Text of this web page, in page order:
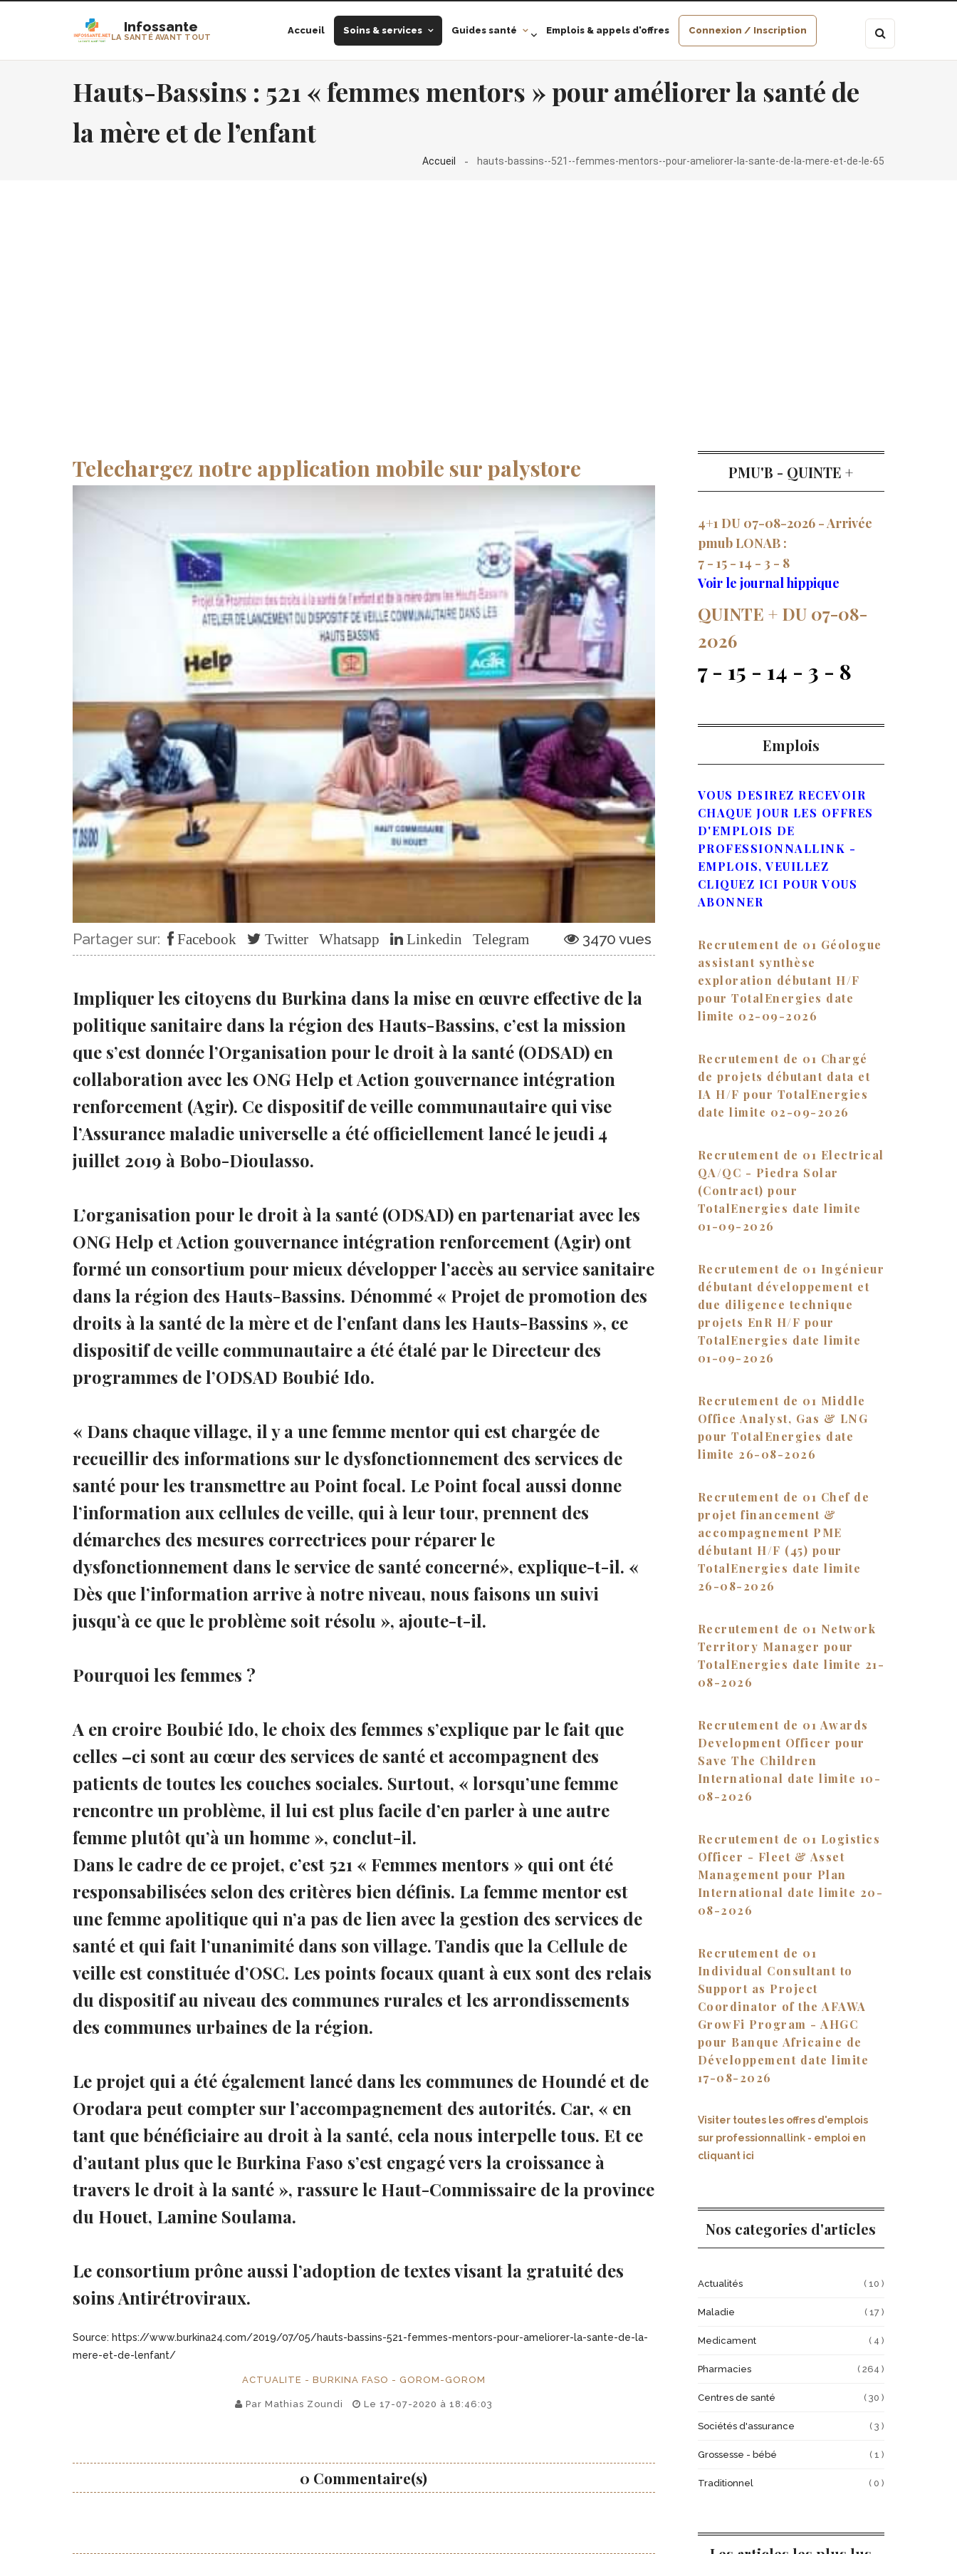
Infossante
LA SANTÉ AVANT TOUT
Accueil Soins & services Guides santé Emplois & appels d'offres Connexion / Inscription
Hauts-Bassins : 521 « femmes mentors » pour améliorer la santé de
la mère et de l’enfant
Accueil hauts-bassins--521--femmes-mentors--pour-ameliorer-la-sante-de-la-mere-et-de-le-65
Telechargez notre application mobile sur palystore
Partager sur: Facebook Twitter Whatsapp Linkedin Telegram 3470 vues
Impliquer les citoyens du Burkina dans la mise en œuvre effective de la
politique sanitaire dans la région des Hauts-Bassins, c’est la mission
que s’est donnée l’Organisation pour le droit à la santé (ODSAD) en
collaboration avec les ONG Help et Action gouvernance intégration
renforcement (Agir). Ce dispositif de veille communautaire qui vise
l’Assurance maladie universelle a été officiellement lancé le jeudi 4
juillet 2019 à Bobo-Dioulasso.
L’organisation pour le droit à la santé (ODSAD) en partenariat avec les
ONG Help et Action gouvernance intégration renforcement (Agir) ont
formé un consortium pour mieux développer l’accès au service sanitaire
dans la région des Hauts-Bassins. Dénommé « Projet de promotion des
droits à la santé de la mère et de l’enfant dans les Hauts-Bassins », ce
dispositif de veille communautaire a été étalé par le Directeur des
programmes de l’ODSAD Boubié Ido.
« Dans chaque village, il y a une femme mentor qui est chargée de
recueillir des informations sur le dysfonctionnement des services de
santé pour les transmettre au Point focal. Le Point focal aussi donne
l’information aux cellules de veille, qui à leur tour, prennent des
démarches des mesures correctrices pour réparer le
dysfonctionnement dans le service de santé concerné», explique-t-il. «
Dès que l’information arrive à notre niveau, nous faisons un suivi
jusqu’à ce que le problème soit résolu », ajoute-t-il.
Pourquoi les femmes ?
A en croire Boubié Ido, le choix des femmes s’explique par le fait que
celles –ci sont au cœur des services de santé et accompagnent des
patients de toutes les couches sociales. Surtout, « lorsqu’une femme
rencontre un problème, il lui est plus facile d’en parler à une autre
femme plutôt qu’à un homme », conclut-il.
Dans le cadre de ce projet, c’est 521 « Femmes mentors » qui ont été
responsabilisées selon des critères bien définis. La femme mentor est
une femme apolitique qui n’a pas de lien avec la gestion des services de
santé et qui fait l’unanimité dans son village. Tandis que la Cellule de
veille est constituée d’OSC. Les points focaux quant à eux sont des relais
du dispositif au niveau des communes rurales et les arrondissements
des communes urbaines de la région.
Le projet qui a été également lancé dans les communes de Houndé et de
Orodara peut compter sur l’accompagnement des autorités. Car, « en
tant que bénéficiaire au droit à la santé, cela nous interpelle tous. Et ce
d’autant plus que le Burkina Faso s’est engagé vers la croissance à
travers le droit à la santé », rassure le Haut-Commissaire de la province
du Houet, Lamine Soulama.
Le consortium prône aussi l’adoption de textes visant la gratuité des
soins Antirétroviraux.
Source: https://www.burkina24.com/2019/07/05/hauts-bassins-521-femmes-mentors-pour-ameliorer-la-sante-de-la-
mere-et-de-lenfant/
ACTUALITE - BURKINA FASO - GOROM-GOROM
Par Mathias Zoundi Le 17-07-2020 à 18:46:03
0 Commentaire(s)
PMU'B - QUINTE +
4+1 DU 07-08-2026 - Arrivée
pmub LONAB :
7 - 15 - 14 - 3 - 8
Voir le journal hippique
QUINTE + DU 07-08-
2026
7 - 15 - 14 - 3 - 8
Emplois
VOUS DESIREZ RECEVOIR
CHAQUE JOUR LES OFFRES
D'EMPLOIS DE
PROFESSIONNALLINK -
EMPLOIS, VEUILLEZ
CLIQUEZ ICI POUR VOUS
ABONNER
Recrutement de 01 Géologue
assistant synthèse
exploration débutant H/F
pour TotalEnergies date
limite 02-09-2026
Recrutement de 01 Chargé
de projets débutant data et
IA H/F pour TotalEnergies
date limite 02-09-2026
Recrutement de 01 Electrical
QA/QC - Piedra Solar
(Contract) pour
TotalEnergies date limite
01-09-2026
Recrutement de 01 Ingénieur
débutant développement et
due diligence technique
projets EnR H/F pour
TotalEnergies date limite
01-09-2026
Recrutement de 01 Middle
Office Analyst, Gas & LNG
pour TotalEnergies date
limite 26-08-2026
Recrutement de 01 Chef de
projet financement &
accompagnement PME
débutant H/F (45) pour
TotalEnergies date limite
26-08-2026
Recrutement de 01 Network
Territory Manager pour
TotalEnergies date limite 21-
08-2026
Recrutement de 01 Awards
Development Officer pour
Save The Children
International date limite 10-
08-2026
Recrutement de 01 Logistics
Officer - Fleet & Asset
Management pour Plan
International date limite 20-
08-2026
Recrutement de 01
Individual Consultant to
Support as Project
Coordinator of the AFAWA
GrowFi Program - AHGC
pour Banque Africaine de
Développement date limite
17-08-2026
Visiter toutes les offres d'emplois
sur professionnallink - emploi en
cliquant ici
Nos categories d'articles
Actualités ( 10 )
Maladie ( 17 )
Medicament ( 4 )
Pharmacies ( 264 )
Centres de santé ( 30 )
Sociétés d'assurance ( 3 )
Grossesse - bébé ( 1 )
Traditionnel ( 0 )